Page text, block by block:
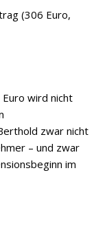
(306 Euro,
wird nicht
zwar nicht
– und zwar
im